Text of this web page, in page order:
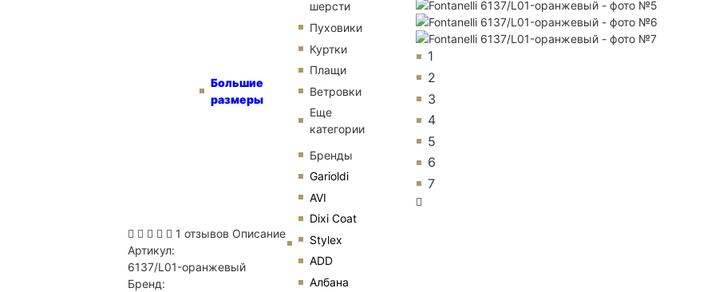
Большие
размеры
шерсти
Пуховики
Куртки
Плащи
Ветровки
Еще
категории
Бренды
Garioldi
AVI
Dixi Coat
Stylex
ADD
Албана
1
2
3
4
5
6
7
1 отзывов Описание
Артикул:
6137/L01-оранжевый
Бренд: